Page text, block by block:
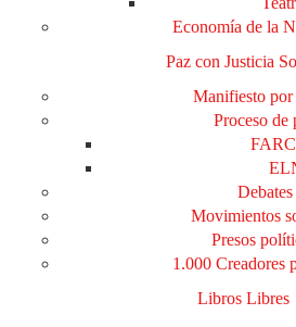
Economía de la
Paz con Justicia
Manifiesto por
Proceso de
Debates
Movimientos
Presos
1.000 Creadores
Libros Libres